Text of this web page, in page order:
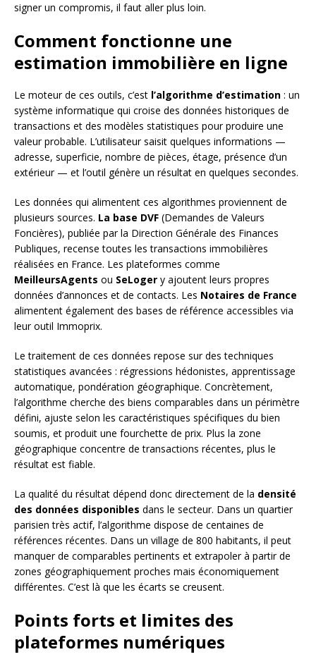
signer un compromis, il faut aller plus loin.
Comment fonctionne une
estimation immobilière en ligne
Le moteur de ces outils, c’est l’algorithme d’estimation : un
système informatique qui croise des données historiques de
transactions et des modèles statistiques pour produire une
valeur probable. L’utilisateur saisit quelques informations —
adresse, superficie, nombre de pièces, étage, présence d’un
extérieur — et l’outil génère un résultat en quelques secondes.
Les données qui alimentent ces algorithmes proviennent de
plusieurs sources. La base DVF (Demandes de Valeurs
Foncières), publiée par la Direction Générale des Finances
Publiques, recense toutes les transactions immobilières
réalisées en France. Les plateformes comme
MeilleursAgents ou SeLoger y ajoutent leurs propres
données d’annonces et de contacts. Les Notaires de France
alimentent également des bases de référence accessibles via
leur outil Immoprix.
Le traitement de ces données repose sur des techniques
statistiques avancées : régressions hédonistes, apprentissage
automatique, pondération géographique. Concrètement,
l’algorithme cherche des biens comparables dans un périmètre
défini, ajuste selon les caractéristiques spécifiques du bien
soumis, et produit une fourchette de prix. Plus la zone
géographique concentre de transactions récentes, plus le
résultat est fiable.
La qualité du résultat dépend donc directement de la densité
des données disponibles dans le secteur. Dans un quartier
parisien très actif, l’algorithme dispose de centaines de
références récentes. Dans un village de 800 habitants, il peut
manquer de comparables pertinents et extrapoler à partir de
zones géographiquement proches mais économiquement
différentes. C’est là que les écarts se creusent.
Points forts et limites des
plateformes numériques